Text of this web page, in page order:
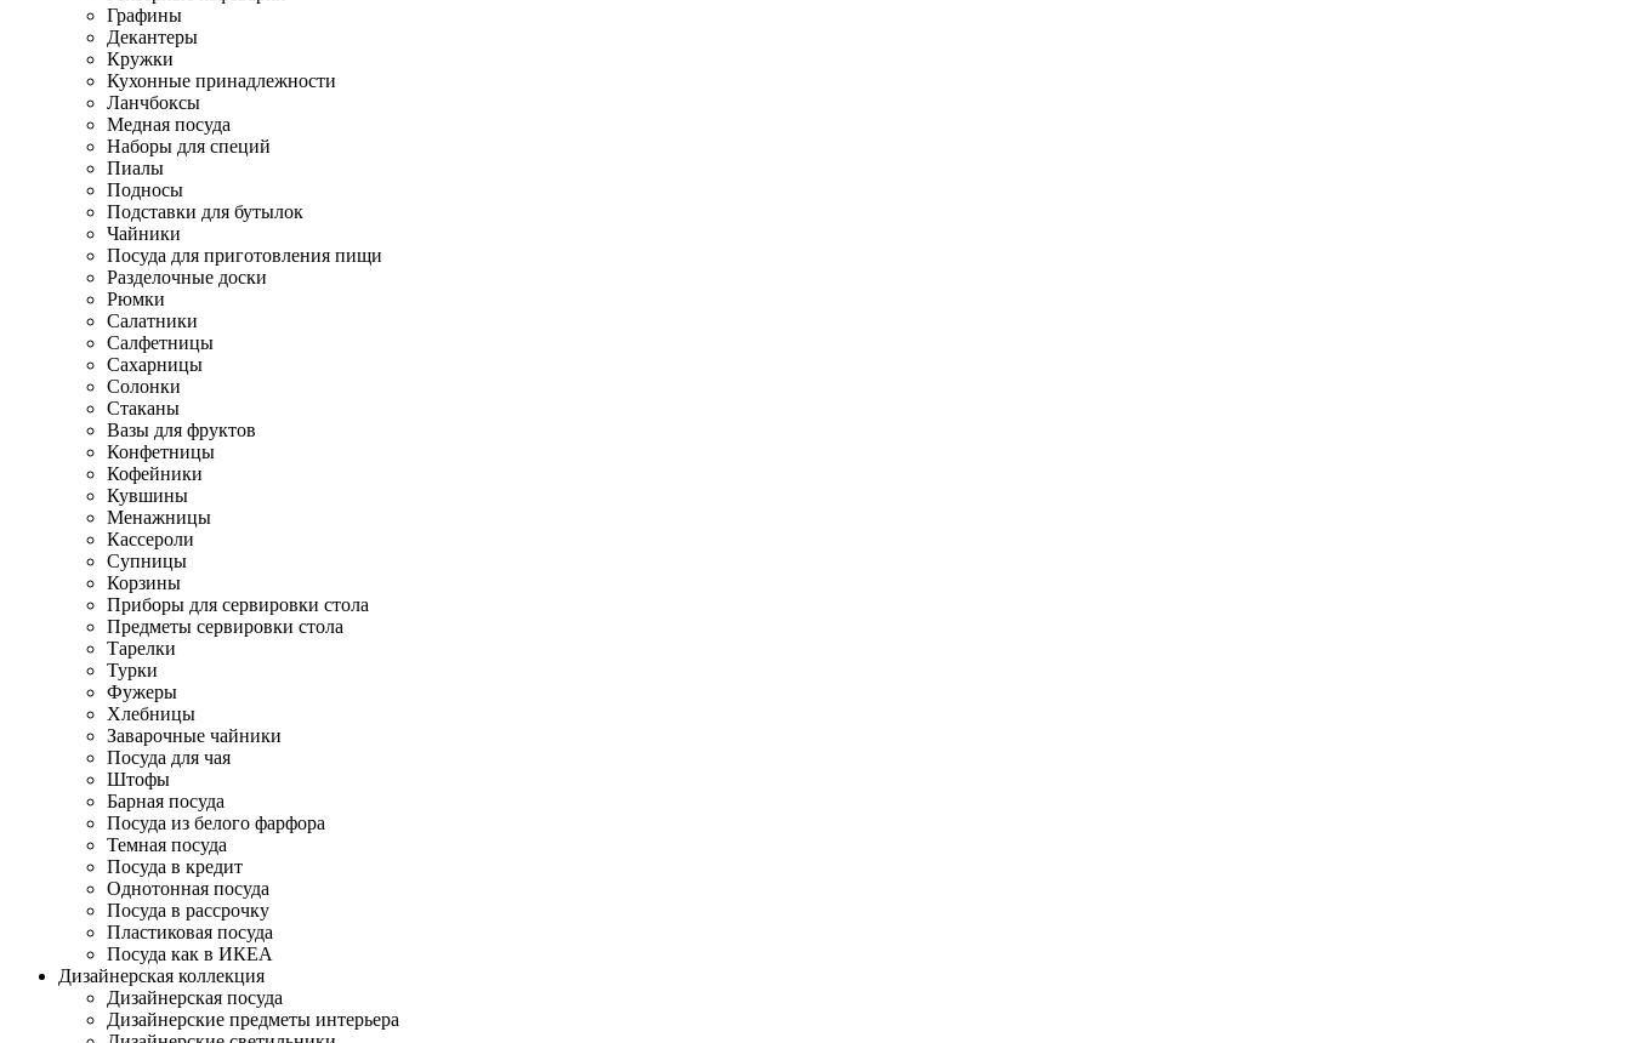
Графины
Декантеры
Кружки
Кухонные принадлежности
Ланчбоксы
Медная посуда
Наборы для специй
Пиалы
Подносы
Подставки для бутылок
Чайники
Посуда для приготовления пищи
Разделочные доски
Рюмки
Салатники
Салфетницы
Сахарницы
Солонки
Стаканы
Вазы для фруктов
Конфетницы
Кофейники
Кувшины
Менажницы
Кассероли
Супницы
Корзины
Приборы для сервировки стола
Предметы сервировки стола
Тарелки
Турки
Фужеры
Хлебницы
Заварочные чайники
Посуда для чая
Штофы
Барная посуда
Посуда из белого фарфора
Темная посуда
Посуда в кредит
Однотонная посуда
Посуда в рассрочку
Пластиковая посуда
Посуда как в ИКЕА
Дизайнерская коллекция
Дизайнерская посуда
Дизайнерские предметы интерьера